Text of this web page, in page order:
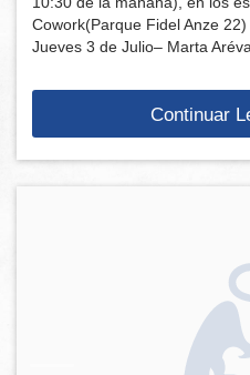
Cowork(Parque Fidel Anze
Jueves 3 de Julio– Marta
Continuar